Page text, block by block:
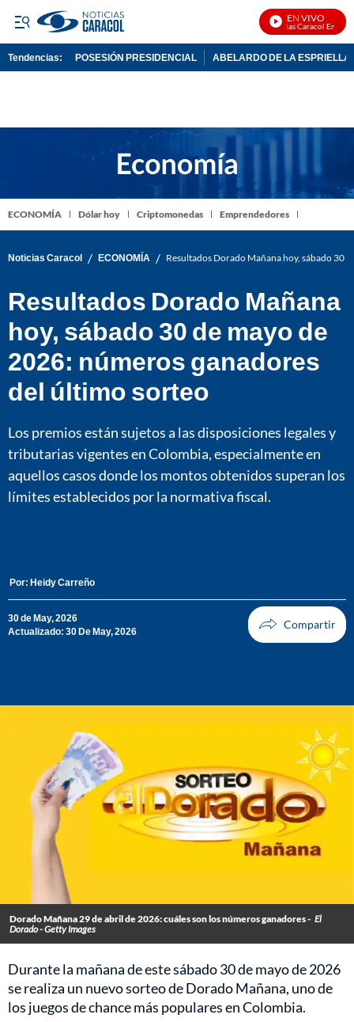
EN VIVO
Noticias Caracol En Vivo
Tendencias: POSESIÓN PRESIDENCIAL ABELARDO DE LA ESPRIELLA
ECONOMÍA Dólar hoy Criptomonedas Emprendedores
Noticias Caracol / ECONOMÍA / Resultados Dorado Mañana hoy, sábado 30
Resultados Dorado Mañana
hoy, sábado 30 de mayo de
2026: números ganadores
del último sorteo
Los premios están sujetos a las disposiciones legales y
tributarias vigentes en Colombia, especialmente en
aquellos casos donde los montos obtenidos superan los
límites establecidos por la normativa fiscal.
Por: Heidy Carreño
30 de May, 2026
Actualizado: 30 De May, 2026
Dorado Mañana 29 de abril de 2026: cuáles son los números ganadores - El
Dorado - Getty Images
Durante la mañana de este sábado 30 de mayo de 2026
se realiza un nuevo sorteo de Dorado Mañana, uno de
los juegos de chance más populares en Colombia.